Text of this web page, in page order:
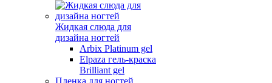
Жидкая слюда для
дизайна ногтей
Arbix Platinum gel
Elpaza гель-краска
Brilliant gel
Пленка для ногтей